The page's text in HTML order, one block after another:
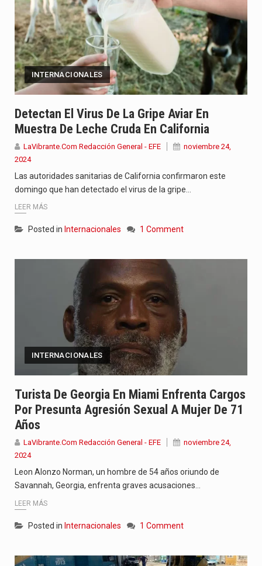
INTERNACIONALES
Detectan El Virus De La Gripe Aviar En
Muestra De Leche Cruda En California
LaVibrante.Com Redacción General - EFE
noviembre 24,
2024
Las autoridades sanitarias de California confirmaron este
domingo que han detectado el virus de la gripe…
LEER MÁS
Posted in Internacionales 1 Comment
INTERNACIONALES
Turista De Georgia En Miami Enfrenta Cargos
Por Presunta Agresión Sexual A Mujer De 71
Años
LaVibrante.Com Redacción General - EFE
noviembre 24,
2024
Leon Alonzo Norman, un hombre de 54 años oriundo de
Savannah, Georgia, enfrenta graves acusaciones…
LEER MÁS
Posted in Internacionales 1 Comment